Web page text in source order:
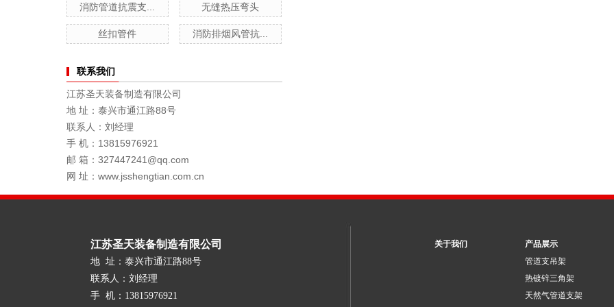
消防管道抗震支... 无缝热压弯头
丝扣管件 消防排烟风管抗...
联系我们
江苏圣天装备制造有限公司
地 址：泰兴市通江路88号
联系人：刘经理
手 机：13815976921
邮 箱：327447241@qq.com
网 址：www.jsshengtian.com.cn
江苏圣天装备制造有限公司
地 址：泰兴市通江路88号
联系人：刘经理
手 机：13815976921
关于我们
产品展示
管道支吊架
热镀锌三角架
天然气管道支架